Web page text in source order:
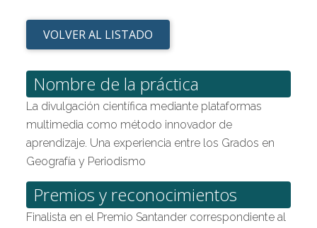
VOLVER AL LISTADO
Nombre de la práctica
La divulgación científica mediante plataformas
multimedia como método innovador de
aprendizaje. Una experiencia entre los Grados en
Geografía y Periodismo
Premios y reconocimientos
Finalista en el Premio Santander correspondiente al